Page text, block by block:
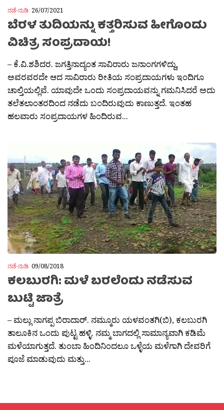
ನಡೆ-ನುಡಿ 26/07/2021
ಬೆರಳ ತುದಿಯನ್ನು ಕತ್ತರಿಸುವ ಹೀಗೊಂದು
ವಿಚಿತ್ರ ಸಂಪ್ರದಾಯ!
– ಕೆ.ವಿ.ಶಶಿದರ. ಜಗತ್ತಿನಾದ್ಯಂತ ಸಾವಿರಾರು ಜನಾಂಗಗಳಿದ್ದು,
ಅವರವರದೇ ಆದ ಸಾವಿರಾರು ರೀತಿಯ ಸಂಪ್ರದಾಯಗಳು ಇಂದಿಗೂ
ಚಾಲ್ತಿಯಲ್ಲಿವೆ. ಯಾವುದೇ ಒಂದು ಸಂಪ್ರದಾಯವನ್ನು ಗಮನಿಸಿದರೆ ಅದು
ತಲೆತಲಾಂತರದಿಂದ ನಡೆದು ಬಂದಿರುವುದು ಕಾಣುತ್ತದೆ. ಇಂತಹ
ಹಲವಾರು ಸಂಪ್ರದಾಯಗಳ ಹಿಂದಿರುವ...
ನಡೆ-ನುಡಿ 09/08/2018
ಕಲಬುರಗಿ: ಮಳೆ ಬರಲೆಂದು ನಡೆಸುವ
ಬುಟ್ಟಿ ಜಾತ್ರೆ
– ಮಲ್ಲು ನಾಗಪ್ಪ ಬಿರಾದಾರ್. ನಮ್ಮೂರು ಯಳವಂತಗಿ(ಬಿ), ಕಲಬುರಗಿ
ತಾಲೂಕಿನ ಒಂದು ಪುಟ್ಟ ಹಳ್ಳಿ. ನಮ್ಮ ಬಾಗದಲ್ಲಿ ಸಾಮಾನ್ಯವಾಗಿ ಕಡಿಮೆ
ಮಳೆಯಾಗುತ್ತದೆ. ತುಂಬಾ ಹಿಂದಿನಿಂದಲೂ ಒಳ್ಳೆಯ ಮಳೆಗಾಗಿ ದೇವರಿಗೆ
ಪೂಜೆ ಮಾಡುವುದು ಮತ್ತು...